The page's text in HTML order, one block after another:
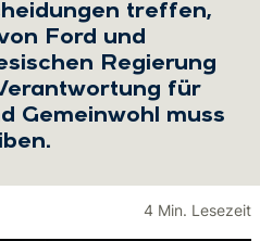
treffen,
Ford und
Regierung
für
Gemeinwohl muss
4 Min. Lesezeit